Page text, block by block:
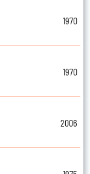
1970
1970
2006